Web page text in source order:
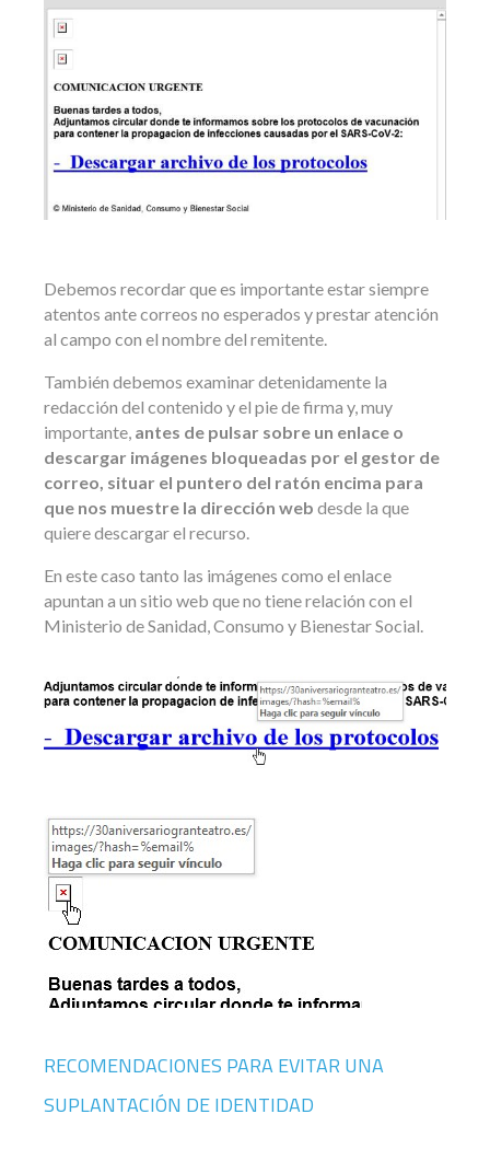
Debemos recordar que es importante estar siempre
atentos ante correos no esperados y prestar atención
al campo con el nombre del remitente.
También debemos examinar detenidamente la
redacción del contenido y el pie de firma y, muy
importante, antes de pulsar sobre un enlace o
descargar imágenes bloqueadas por el gestor de
correo, situar el puntero del ratón encima para
que nos muestre la dirección web desde la que
quiere descargar el recurso.
En este caso tanto las imágenes como el enlace
apuntan a un sitio web que no tiene relación con el
Ministerio de Sanidad, Consumo y Bienestar Social.
RECOMENDACIONES PARA EVITAR UNA
SUPLANTACIÓN DE IDENTIDAD